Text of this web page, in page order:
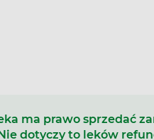
ma prawo sprzedać
dotyczy to leków